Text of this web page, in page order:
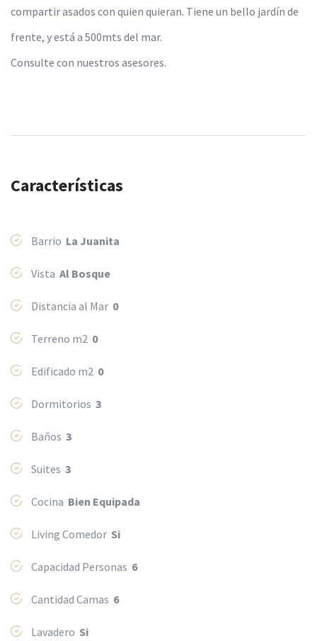
compartir asados con quien quieran. Tiene un bello jardín de
frente, y está a 500mts del mar.
Consulte con nuestros asesores.
Características
Barrio La Juanita
Vista Al Bosque
Distancia al Mar 0
Terreno m2 0
Edificado m2 0
Dormitorios 3
Baños 3
Suites 3
Cocina Bien Equipada
Living Comedor Si
Capacidad Personas 6
Cantidad Camas 6
Lavadero Si